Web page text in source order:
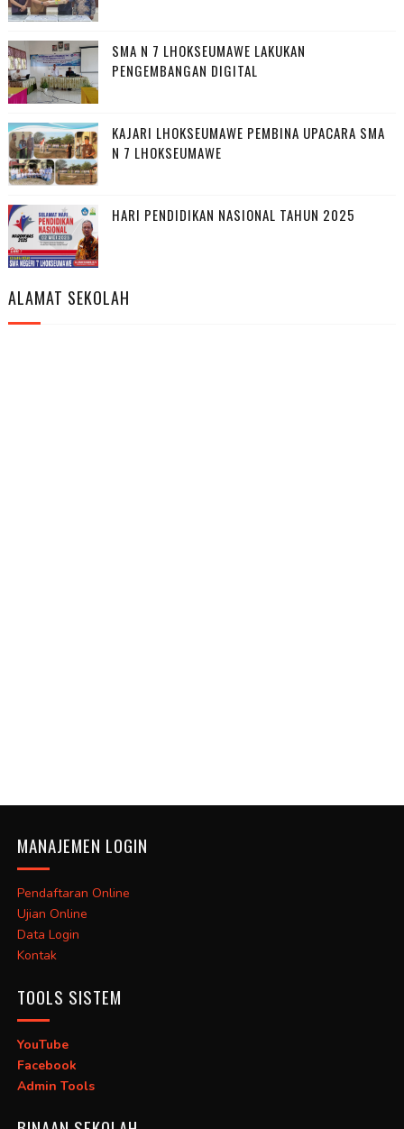
SMA N 7 LHOKSEUMAWE LAKUKAN
PENGEMBANGAN DIGITAL
KAJARI LHOKSEUMAWE PEMBINA UPACARA SMA
N 7 LHOKSEUMAWE
HARI PENDIDIKAN NASIONAL TAHUN 2025
ALAMAT SEKOLAH
MANAJEMEN LOGIN
Pendaftaran Online
Ujian Online
Data Login
Kontak
TOOLS SISTEM
YouTube
Facebook
Admin Tools